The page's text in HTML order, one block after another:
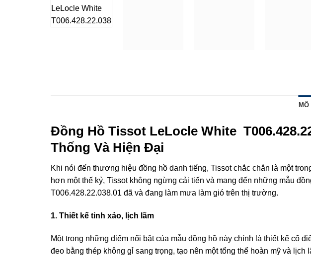
MÔ
Đồng Hồ Tissot LeLocle White
Thống Và Hiện Đại
Khi nói đến thương hiệu đồng hồ danh tiếng, Tissot chắc chắn là một
hơn một thế kỷ, Tissot không ngừng cải tiến và mang đến những mẫu
T006.428.22.038.01 đã và đang làm mưa làm gió trên thị trường.
1. Thiết kế tinh xảo, lịch lãm
Một trong những điểm nổi bật của mẫu đồng hồ này chính là thiết kế cổ
đeo bằng thép không gỉ sang trọng, tạo nên một tổng thể hoàn mỹ và lịch